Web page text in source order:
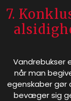
7.
Vandrebukser
når man
egenskaber gør
bevæger sig